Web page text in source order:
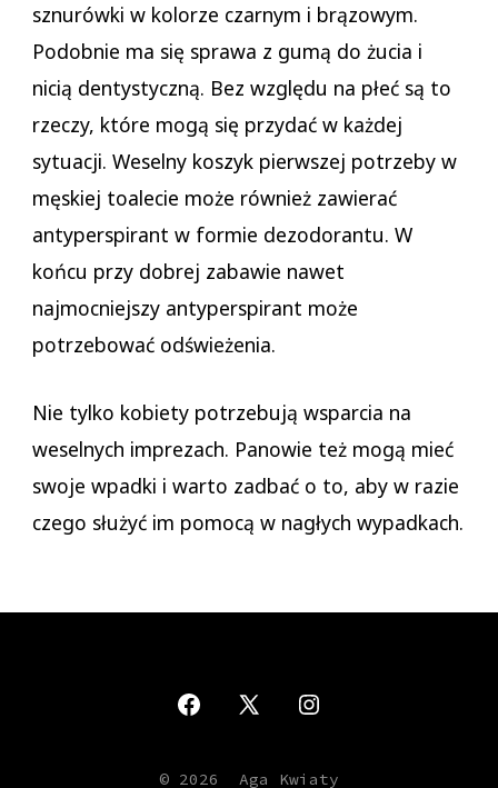
sznurówki w kolorze czarnym i brązowym.
Podobnie ma się sprawa z gumą do żucia i
nicią dentystyczną. Bez względu na płeć są to
rzeczy, które mogą się przydać w każdej
sytuacji. Weselny koszyk pierwszej potrzeby w
męskiej toalecie może również zawierać
antyperspirant w formie dezodorantu. W
końcu przy dobrej zabawie nawet
najmocniejszy antyperspirant może
potrzebować odświeżenia.
Nie tylko kobiety potrzebują wsparcia na
weselnych imprezach. Panowie też mogą mieć
swoje wpadki i warto zadbać o to, aby w razie
czego służyć im pomocą w nagłych wypadkach.
OtwórzOtwórzOtwórz
© 2026 Aga Kwiaty